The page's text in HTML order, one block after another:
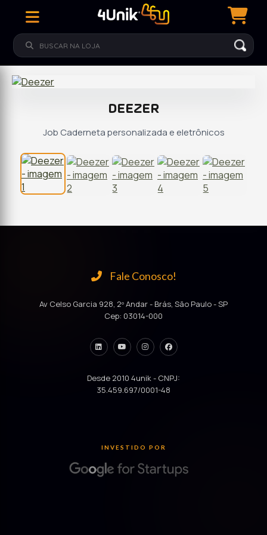
DEEZER
Job Caderneta personalizada e eletrônicos
Fale Conosco!
Av Celso Garcia 928, 2º Andar - Brás, São Paulo - SP
Cep: 03014-000
Desde 2010 4unik - CNPJ:
35.459.697/0001-48
INVESTIDO POR